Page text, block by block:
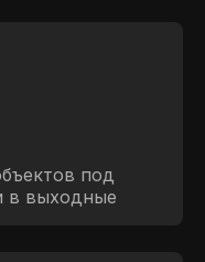
под
в выходные